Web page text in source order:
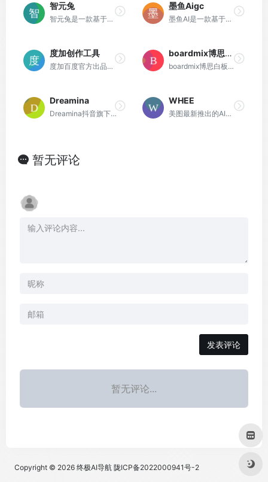
智元兔
智元兔是一款基于人工智能大语言模型的人工智能软件，支持AI文案生成、对话互动、知识检索、内容总结、百科问答和多语言翻译等功能，帮助用户高效地完成内容创作，使得生成式AI技术赋能商业、办公、咨询、教育、医疗等各个领域，并且实现了工作和学习之间的高效协作！
墨鱼Aigc
墨鱼AI是一款基于人工智能技术的文案写作工具，为用户提供一键生成营销广告、文案、原创文章等写作服务。
度加创作工具
度加百度官方出品的AIGC创作平台。
boardmix博思白板
boardmix博思白板，一个点燃团队协作和激发创意的空间，集aigc，一键PPT，思维导图，笔记文档多种创意表达能力于一体，将团队工作效率提升到新的层次。
Dreamina
Dreamina抖音旗下AI绘画工具。
WHEE
美图最新推出的AI图片和绘画创作生成平台。
暂无评论
发表评论
暂无评论...
Copyright © 2026 终极AI导航 陇ICP备2022000941号-2